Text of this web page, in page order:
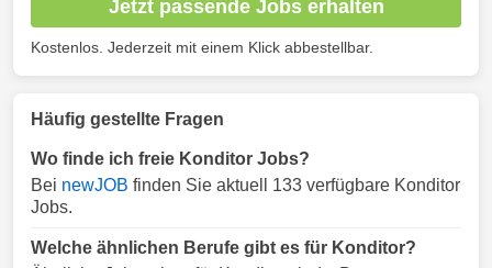
Jetzt passende Jobs erhalten
Kostenlos. Jederzeit mit einem Klick abbestellbar.
Häufig gestellte Fragen
Wo finde ich freie Konditor Jobs?
Bei newJOB finden Sie aktuell 133 verfügbare Konditor
Jobs.
Welche ähnlichen Berufe gibt es für Konditor?